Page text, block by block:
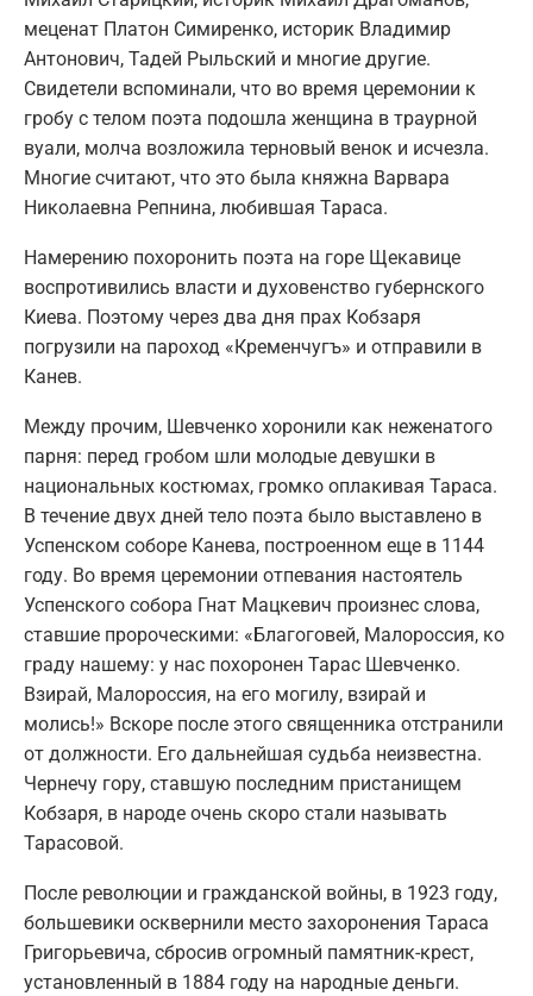
меценат Платон Симиренко, историк Владимир
Антонович, Тадей Рыльский и многие другие.
Свидетели вспоминали, что во время церемонии к
гробу с телом поэта подошла женщина в траурной
вуали, молча возложила терновый венок и исчезла.
Многие считают, что это была княжна Варвара
Николаевна Репнина, любившая Тараса.
Намерению похоронить поэта на горе Щекавице
воспротивились власти и духовенство губернского
Киева. Поэтому через два дня прах Кобзаря
погрузили на пароход «Кременчугъ» и отправили в
Канев.
Между прочим, Шевченко хоронили как неженатого
парня: перед гробом шли молодые девушки в
национальных костюмах, громко оплакивая Тараса.
В течение двух дней тело поэта было выставлено в
Успенском соборе Канева, построенном еще в 1144
году. Во время церемонии отпевания настоятель
Успенского собора Гнат Мацкевич произнес слова,
ставшие пророческими: «Благоговей, Малороссия, ко
граду нашему: у нас похоронен Тарас Шевченко.
Взирай, Малороссия, на его могилу, взирай и
молись!» Вскоре после этого священника отстранили
от должности. Его дальнейшая судьба неизвестна.
Чернечу гору, ставшую последним пристанищем
Кобзаря, в народе очень скоро стали называть
Тарасовой.
После революции и гражданской войны, в 1923 году,
большевики осквернили место захоронения Тараса
Григорьевича, сбросив огромный памятник-крест,
установленный в 1884 году на народные деньги.